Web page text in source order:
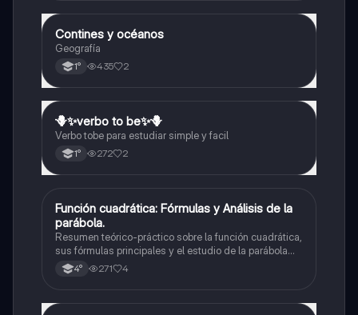
Geografía
Contines y océanos
Geografía
1° 435 2
Inglés
🪻✨️verbo to be✨️🪻
Verbo tobe para estudiar simple y facil
1° 272 2
Matemáticas
Función cuadrática: Fórmulas y Análisis de la
parábola.
Resumen teórico-práctico sobre la función cuadrática,
sus fórmulas principales y el estudio de la parábola
como representación gráfica.Incluye desarrollo de la
forma general, cálculo de raíces, vértice y elementos
4° 271 4